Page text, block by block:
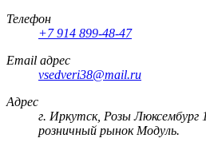
Телефон
+7 914 899-48-47
Email адрес
vsedveri38@mail.ru
Адрес
г. Иркутск, Розы Люксембург
розничный рынок Модуль.